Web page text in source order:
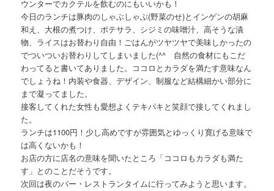
ウンターでカクテルを飲むのにもいいかも！
今日のランチは豚肉のしゃぶしゃぶ(野菜のせ)とインゲンの胡麻
和え、大根の煮つけ、ポテサラ、シジミの味噌汁、高そうな漬
物、ライスはお替わり自由！ごはんがツヤツヤで美味しかったの
でついついお替わりしてしまいました(^^ゞ自然の食材にもこだ
わってると書いてありました。ココロとカラダを満たす意味なん
でしょうね！内装や食器、デザイン、制服など結構細かい部分に
まで凝ってました。
接客してくれた女性も愛想よくテキパキと笑顔で接してくれまし
た。
ランチは1100円！少し高めですが雰囲気とゆっくり寛げる意味で
は高くないかも！
お店の方に店名の意味を聞いたところ「ココロもカラダも満た
す」とのことだそうです。
次回は夜のバー・レストランタイムに行ってみようと思います。